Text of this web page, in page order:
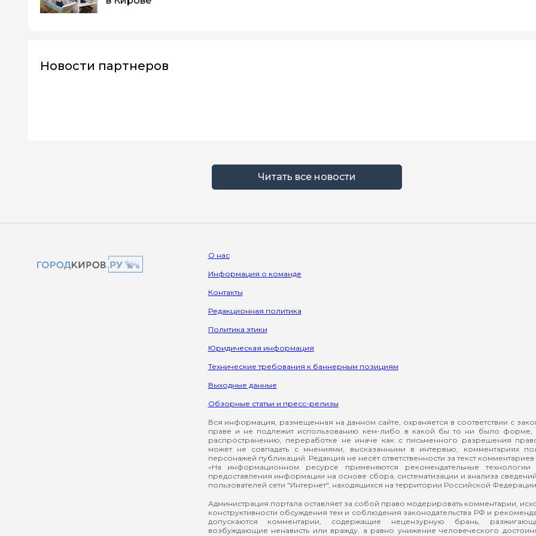
Новости партнеров
Читать все новости
О нас
Информация о команде
Контакты
Редакционная политика
Политика этики
Юридическая информация
Технические требования к баннерным позициям
Выходные данные
Обзорные статьи и пресс-релизы
Вся информация, размещенная на данном сайте, охраняется в соответствии с
праве и не подлежит использованию кем-либо в какой бы то ни было форме,
распространению, переработке не иначе как с письменного разрешения
может не совпадать с мнениями, высказанными в интервью, комментариях
персонажей публикаций. Редакция не несёт ответственности за текст комментариев
«На информационном ресурсе применяются рекомендательные технологии
предоставления информации на основе сбора, систематизации и анализа
пользователей сети "Интернет", находящихся на территории Российской
Администрация портала оставляет за собой право модерировать комментарии,
конструктивности обсуждения тем и соблюдения законодательства РФ и
допускаются комментарии, содержащие нецензурную брань,
возбуждающие ненависть или вражду, а равно унижение человеческого